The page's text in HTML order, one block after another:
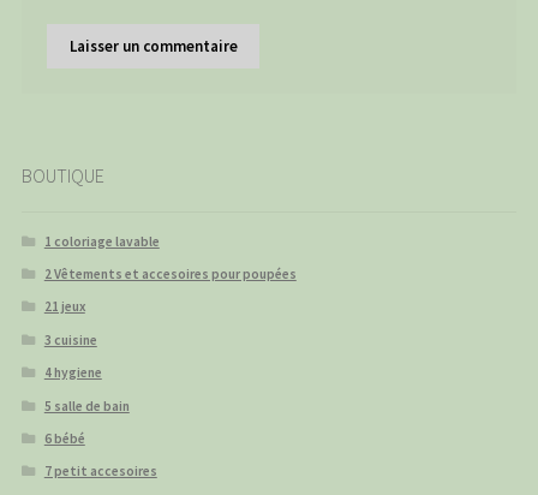
BOUTIQUE
1 coloriage lavable
2 Vêtements et accesoires pour poupées
21 jeux
3 cuisine
4 hygiene
5 salle de bain
6 bébé
7 petit accesoires